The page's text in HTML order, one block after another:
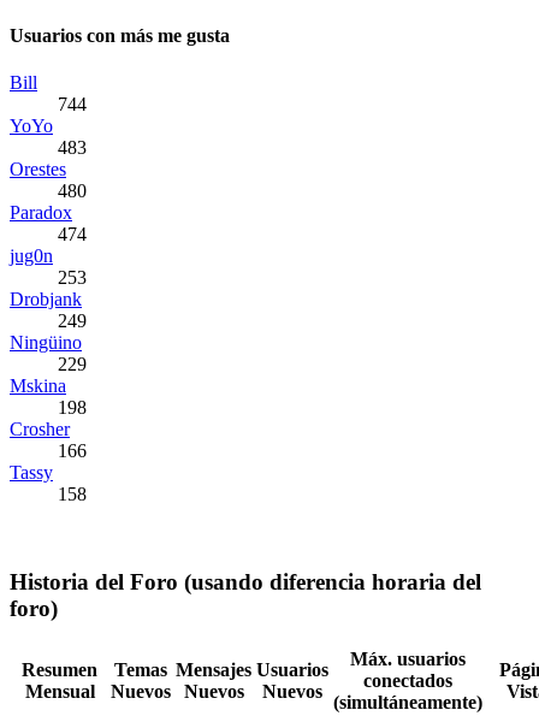
Usuarios con más me gusta
Bill
744
YoYo
483
Orestes
480
Paradox
474
jug0n
253
Drobjank
249
Ningüino
229
Mskina
198
Crosher
166
Tassy
158
Historia del Foro (usando diferencia horaria del
foro)
Resumen
Mensual
Temas
Nuevos
Mensajes
Nuevos
Usuarios
Nuevos
Máx. usuarios
conectados
(simultáneamente)